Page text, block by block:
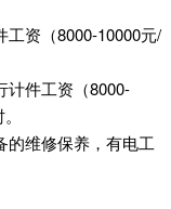
资（8000-10000元/
计件工资（8000-
的维修保养，有电工